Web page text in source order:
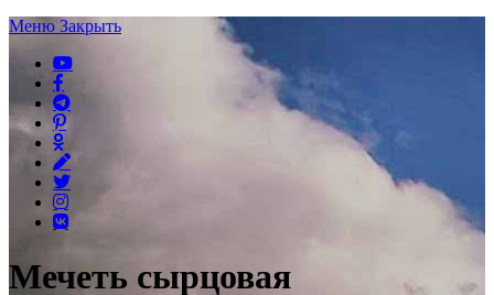
Меню Закрыть
Мечеть сырцовая